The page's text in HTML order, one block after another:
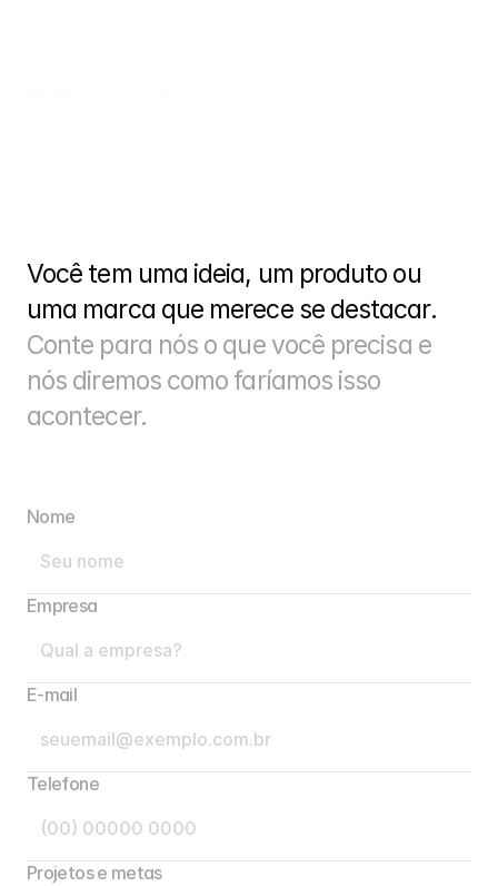
NEWS
CONTACT
Social
Instagram
Você tem uma ideia, um produto ou
Conte para nós o que você precisa e
nós diremos como faríamos isso
acontecer.
Nome
Empresa
E-mail
Telefone
Projetos e metas